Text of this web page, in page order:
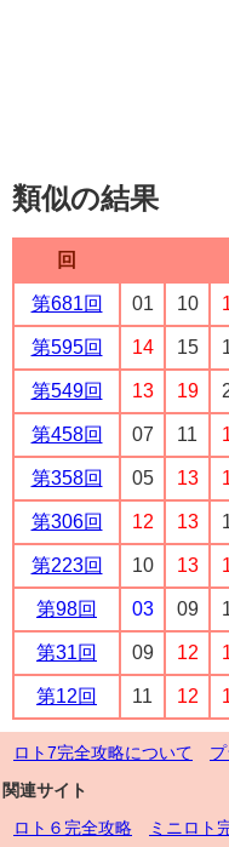
類似の結果
回
第681回 01 10
第595回 14 15
第549回 13 19
第458回 07 11
第358回 05 13
第306回 12 13
第223回 10 13
第98回 03 09
第31回 09 12
第12回 11 12
ロト7完全攻略について
関連サイト
ロト６完全攻略
ミニロト